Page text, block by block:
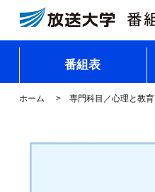
番組表
ホーム 専門科目／心理と教育